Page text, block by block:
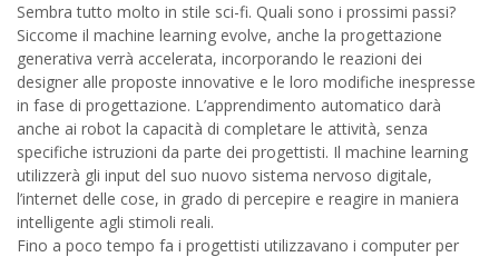
Sembra tutto molto in stile sci-fi. Quali sono i prossimi passi?
Siccome il machine learning evolve, anche la progettazione
generativa verrà accelerata, incorporando le reazioni dei
designer alle proposte innovative e le loro modifiche inespresse
in fase di progettazione. L’apprendimento automatico darà
anche ai robot la capacità di completare le attività, senza
specifiche istruzioni da parte dei progettisti. Il machine learning
utilizzerà gli input del suo nuovo sistema nervoso digitale,
l’internet delle cose, in grado di percepire e reagire in maniera
intelligente agli stimoli reali.
Fino a poco tempo fa i progettisti utilizzavano i computer per